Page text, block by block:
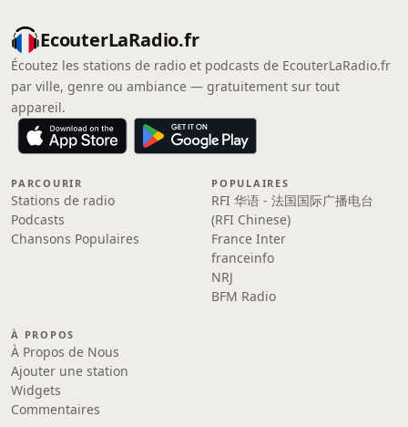
EcouterLaRadio.fr
Écoutez les stations de radio et podcasts de EcouterLaRadio.fr
par ville, genre ou ambiance — gratuitement sur tout
appareil.
PARCOURIR
Stations de radio
Podcasts
Chansons Populaires
POPULAIRES
RFI 华语 - 法国国际广播电台
(RFI Chinese)
France Inter
franceinfo
NRJ
BFM Radio
À PROPOS
À Propos de Nous
Ajouter une station
Widgets
Commentaires